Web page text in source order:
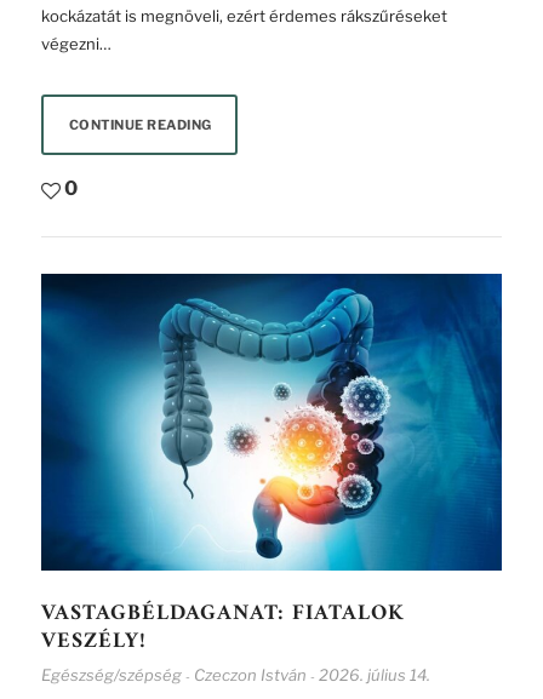
kockázatát is megnöveli, ezért érdemes rákszűréseket
végezni…
CONTINUE READING
0
VASTAGBÉLDAGANAT: FIATALOK
VESZÉLY!
Egészség/szépség - Czeczon István - 2026. július 14.